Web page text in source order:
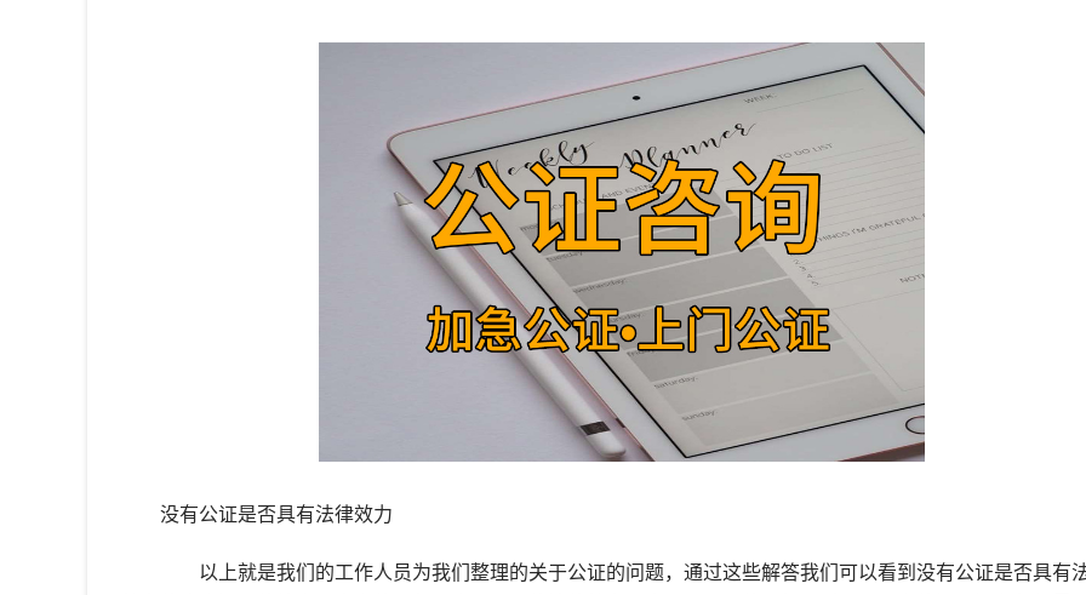
没有公证是否具有法律效力
以上就是我们的工作人员为我们整理的关于公证的问题，通过这些解答我们可以看到没有公证是否具有